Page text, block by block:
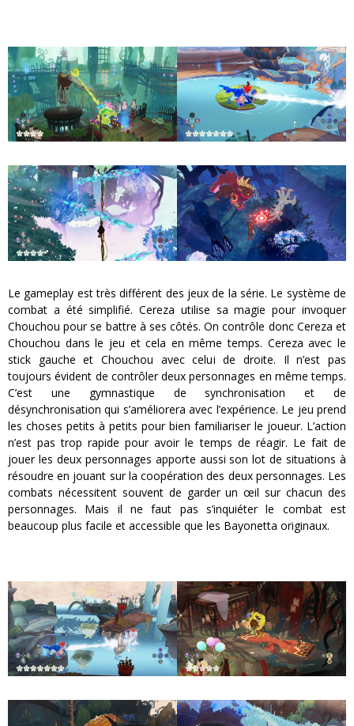
Le gameplay est très différent des jeux de la série. Le système de
combat a été simplifié. Cereza utilise sa magie pour invoquer
Chouchou pour se battre à ses côtés. On contrôle donc Cereza et
Chouchou dans le jeu et cela en même temps. Cereza avec le
stick gauche et Chouchou avec celui de droite. Il n’est pas
toujours évident de contrôler deux personnages en même temps.
C’est une gymnastique de synchronisation et de
désynchronisation qui s’améliorera avec l’expérience. Le jeu prend
les choses petits à petits pour bien familiariser le joueur. L’action
n’est pas trop rapide pour avoir le temps de réagir. Le fait de
jouer les deux personnages apporte aussi son lot de situations à
résoudre en jouant sur la coopération des deux personnages. Les
combats nécessitent souvent de garder un œil sur chacun des
personnages. Mais il ne faut pas s’inquiéter le combat est
beaucoup plus facile et accessible que les Bayonetta originaux.